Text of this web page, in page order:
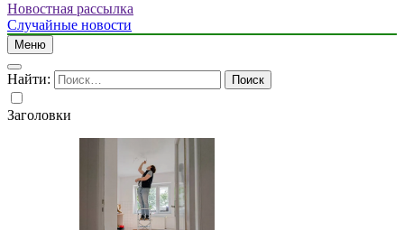
Новостная рассылка
Случайные новости
Меню
Найти:
Заголовки